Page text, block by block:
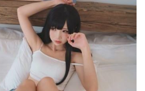
VOL.705 小海臀Rena[60+1P／
NO.5952 江真真[106+1P／739MB]